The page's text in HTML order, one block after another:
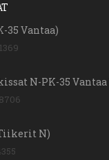
35 Vantaa)
N-PK-35 Vantaa
Tiikerit N)